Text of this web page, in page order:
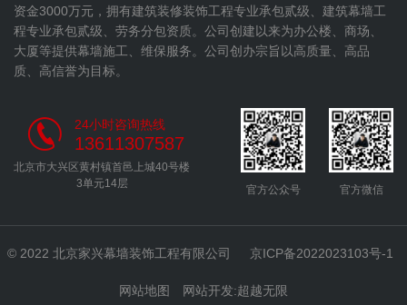
资金3000万元，拥有建筑装修装饰工程专业承包贰级、建筑幕墙工
程专业承包贰级、劳务分包资质。公司创建以来为办公楼、商场、
大厦等提供幕墙施工、维保服务。公司创办宗旨以高质量、高品
质、高信誉为目标。
24小时咨询热线
13611307587
北京市大兴区黄村镇首邑上城40号楼
3单元14层
官方公众号 官方微信
© 2022 北京家兴幕墙装饰工程有限公司 京ICP备2022023103号-1
网站地图 网站开发:超越无限